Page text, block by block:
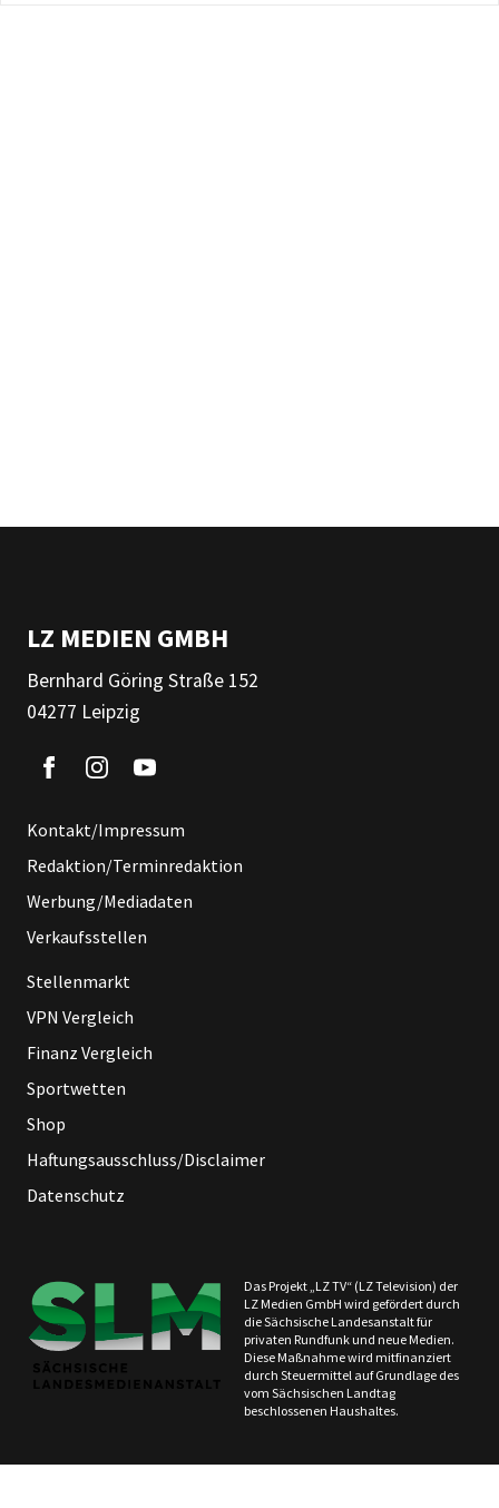
LZ MEDIEN GMBH
Bernhard Göring Straße 152
04277 Leipzig
Kontakt/Impressum
Redaktion/Terminredaktion
Werbung/Mediadaten
Verkaufsstellen
Stellenmarkt
VPN Vergleich
Finanz Vergleich
Sportwetten
Shop
Haftungsausschluss/Disclaimer
Datenschutz
Das Projekt „LZ TV“ (LZ Television) der
LZ Medien GmbH wird gefördert durch
die Sächsische Landesanstalt für
privaten Rundfunk und neue Medien.
Diese Maßnahme wird mitfinanziert
durch Steuermittel auf Grundlage des
vom Sächsischen Landtag
beschlossenen Haushaltes.